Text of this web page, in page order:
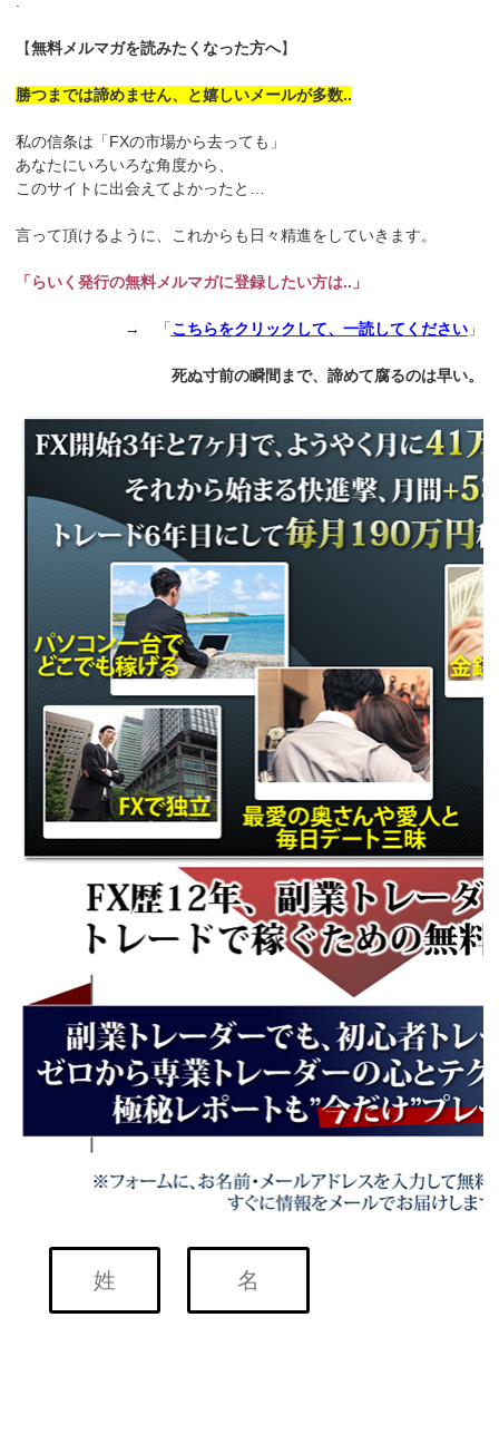
【無料メルマガを読みたくなった方へ】
勝つまでは諦めません、と嬉しいメールが多数..
私の信条は「FXの市場から去っても」
あなたにいろいろな角度から、
このサイトに出会えてよかったと…
言って頂けるように、これからも日々精進をしていきます。
「らいく発行の無料メルマガに登録したい方は..」
→ 「こちらをクリックして、一読してください」
死ぬ寸前の瞬間まで、諦めて腐るのは早い。